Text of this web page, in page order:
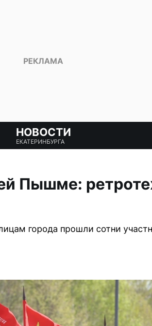
НОВОСТИ
ЕКАТЕРИНБУРГА
Пышме:
города прошли сотни